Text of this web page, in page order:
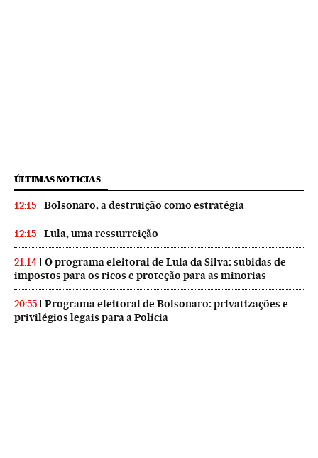
ÚLTIMAS NOTICIAS
12:15 Bolsonaro, a destruição como estratégia
12:15 Lula, uma ressurreição
21:14
O programa eleitoral de Lula da Silva: subidas de
impostos para os ricos e proteção para as minorias
20:55
Programa eleitoral de Bolsonaro: privatizações e
privilégios legais para a Polícia